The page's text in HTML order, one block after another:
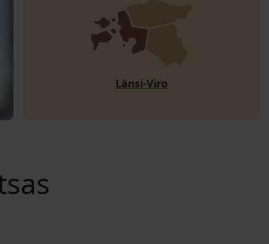
Länsi-Viro